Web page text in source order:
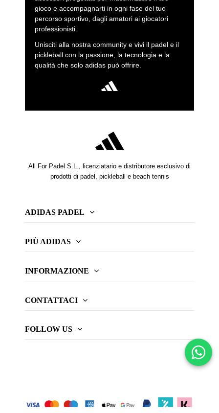
gioco e accompagnarti in ogni fase del tuo
percorso sportivo, dagli amatori ai giocatori
professionisti.
Unisciti alla nostra community e vivi il padel e il
pickleball con la passione, la tecnologia e la
qualità che solo adidas può offrire.
All For Padel S.L., licenziatario e distributore esclusivo di
prodotti di padel, pickleball e beach tennis
ADIDAS PADEL
PIÙ ADIDAS
INFORMAZIONE
CONTATTACI
FOLLOW US